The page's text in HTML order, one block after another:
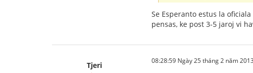
Se Esperanto estus la
pensas, ke post 3-5 jaroj vi
Tjeri 08:28:59 Ngày 25 tháng 2 năm 2013